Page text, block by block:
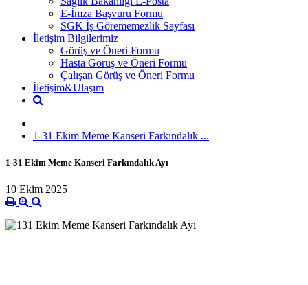
E-İmza Başvuru Formu
SGK İş Görememezlik Sayfası
İletişim Bilgilerimiz
Görüş ve Öneri Formu
Hasta Görüş ve Öneri Formu
Çalışan Görüş ve Öneri Formu
İletişim&Ulaşım
1-31 Ekim Meme Kanseri Farkındalık ...
1-31 Ekim Meme Kanseri Farkındalık Ayı
10 Ekim 2025